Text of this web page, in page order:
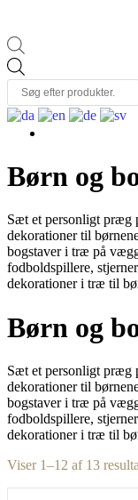
search
Børn og
Sæt et personligt præg
dekorationer til
bogstaver i træ på
fodboldspillere,
dekorationer i træ til
Børn og
Sæt et personligt præg
dekorationer til
bogstaver i træ på
fodboldspillere,
dekorationer i træ til
Viser 1–12 af 13